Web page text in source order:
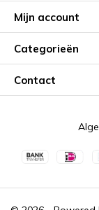
Mijn account
Categorieën
Contact